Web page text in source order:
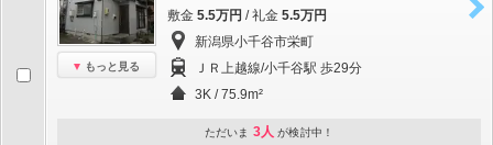
もっと見る
敷金 5.5万円 / 礼金 5.5万円
新潟県小千谷市栄町
ＪＲ上越線/小千谷駅 歩29分
3K / 75.9m²
ただいま 3人 が検討中！